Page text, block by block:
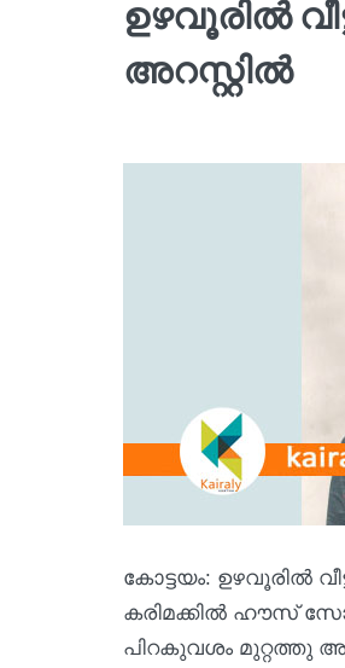
ഉഴവൂരിൽ
അറസ്റ്റിൽ
കോട്ടയം: ഉഴവൂരിൽ
കരിമക്കിൽ ഹൗസ്
പിറകുവശം മുറ്റത്തു